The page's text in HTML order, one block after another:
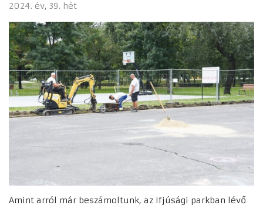
2024. év 39. hét
Amint arról már beszámoltunk, az Ifjúsági parkban lévő